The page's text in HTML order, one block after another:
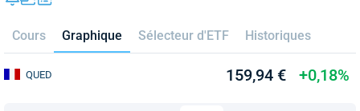
Cours Graphique Sélecteur d'ETF Historiques
QUED 159,94 € +0,18%